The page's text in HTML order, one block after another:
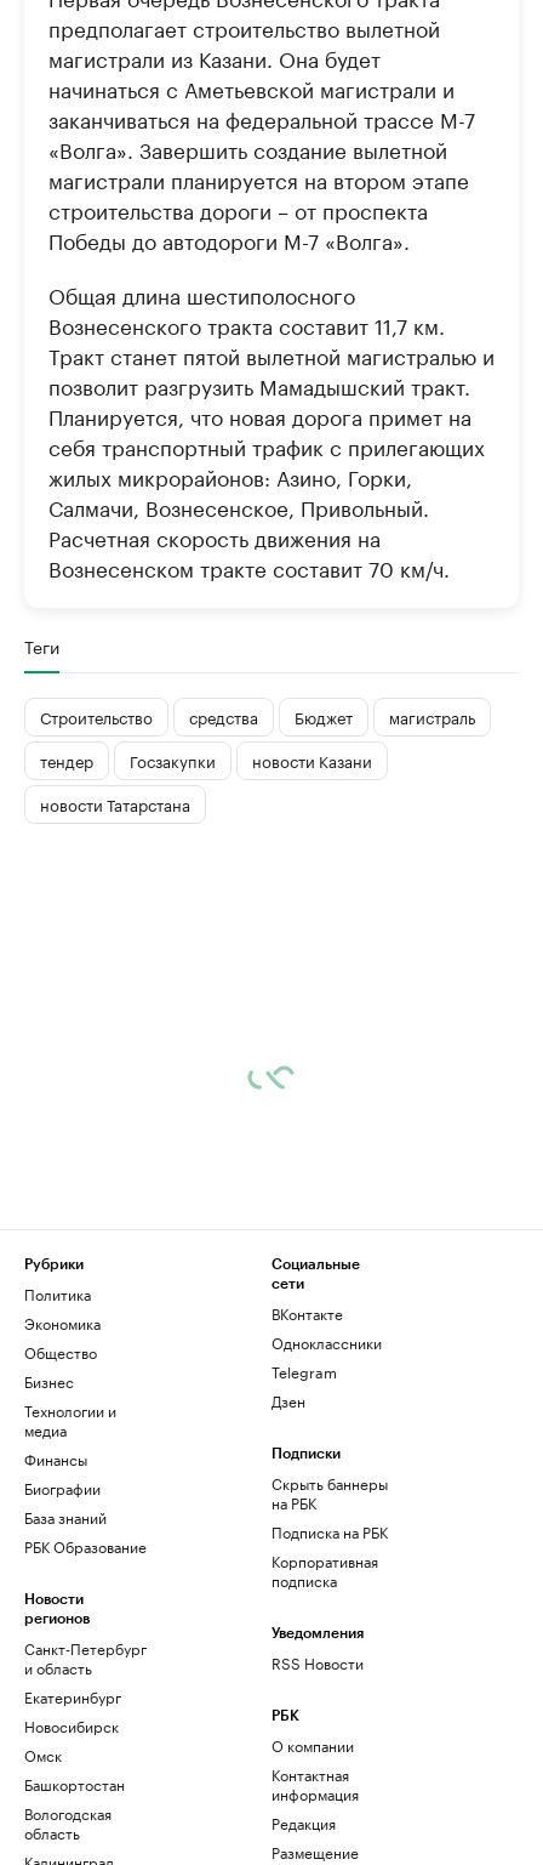
предполагает строительство вылетной
магистрали из Казани. Она будет
начинаться с Аметьевской магистрали и
заканчиваться на федеральной трассе М-7
«Волга». Завершить создание вылетной
магистрали планируется на втором этапе
строительства дороги – от проспекта
Победы до автодороги М-7 «Волга».
Общая длина шестиполосного
Вознесенского тракта составит 11,7 км.
Тракт станет пятой вылетной магистралью и
позволит разгрузить Мамадышский тракт.
Планируется, что новая дорога примет на
себя транспортный трафик с прилегающих
жилых микрорайонов: Азино, Горки,
Салмачи, Вознесенское, Привольный.
Расчетная скорость движения на
Вознесенском тракте составит 70 км/ч.
Теги
Строительство средства Бюджет
магистраль
тендер
Госзакупки
новости Казани
новости Татарстана
Рубрики
Политика
Экономика
Общество
Бизнес
Технологии и
медиа
Финансы
Биографии
База знаний
РБК Образование
Новости
регионов
Санкт-Петербург
и область
Екатеринбург
Новосибирск
Омск
Башкортостан
Вологодская
область
Социальные
сети
ВКонтакте
Одноклассники
Telegram
Дзен
Подписки
Скрыть баннеры
на РБК
Подписка на РБК
Корпоративная
подписка
Уведомления
RSS Новости
РБК
О компании
Контактная
информация
Редакция
Размещение